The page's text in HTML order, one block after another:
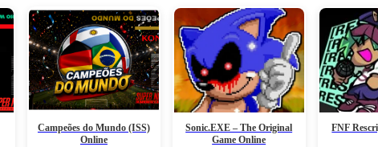
Campeões do Mundo (ISS)
Online
Sonic.EXE – The Original
Game Online
FNF